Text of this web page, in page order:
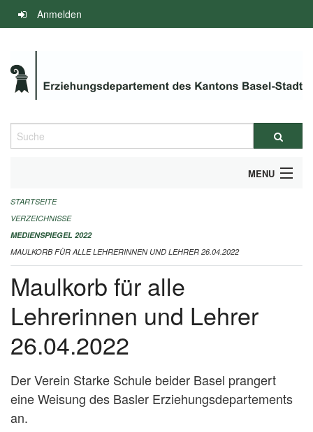
Navigation
überspringen
Anmelden
Suche
MENU
INFOS ZUM ED-MEDIENSPIEGEL
IMPRESSUM
STARTSEITE
VERZEICHNISSE
MEDIENSPIEGEL 2022
MAULKORB FÜR ALLE LEHRERINNEN UND LEHRER 26.04.2022
Maulkorb für alle
Lehrerinnen und Lehrer
26.04.2022
Der Verein Starke Schule beider Basel prangert
eine Weisung des Basler Erziehungsdepartements
an.